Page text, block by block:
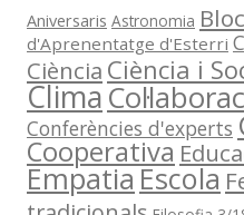
Aniversaris Astronomia
d'Aprenentatge d'Esterri
Ciència Ciència i
Clima
Conferències d'experts
Cooperativa
EmpatiaEscola